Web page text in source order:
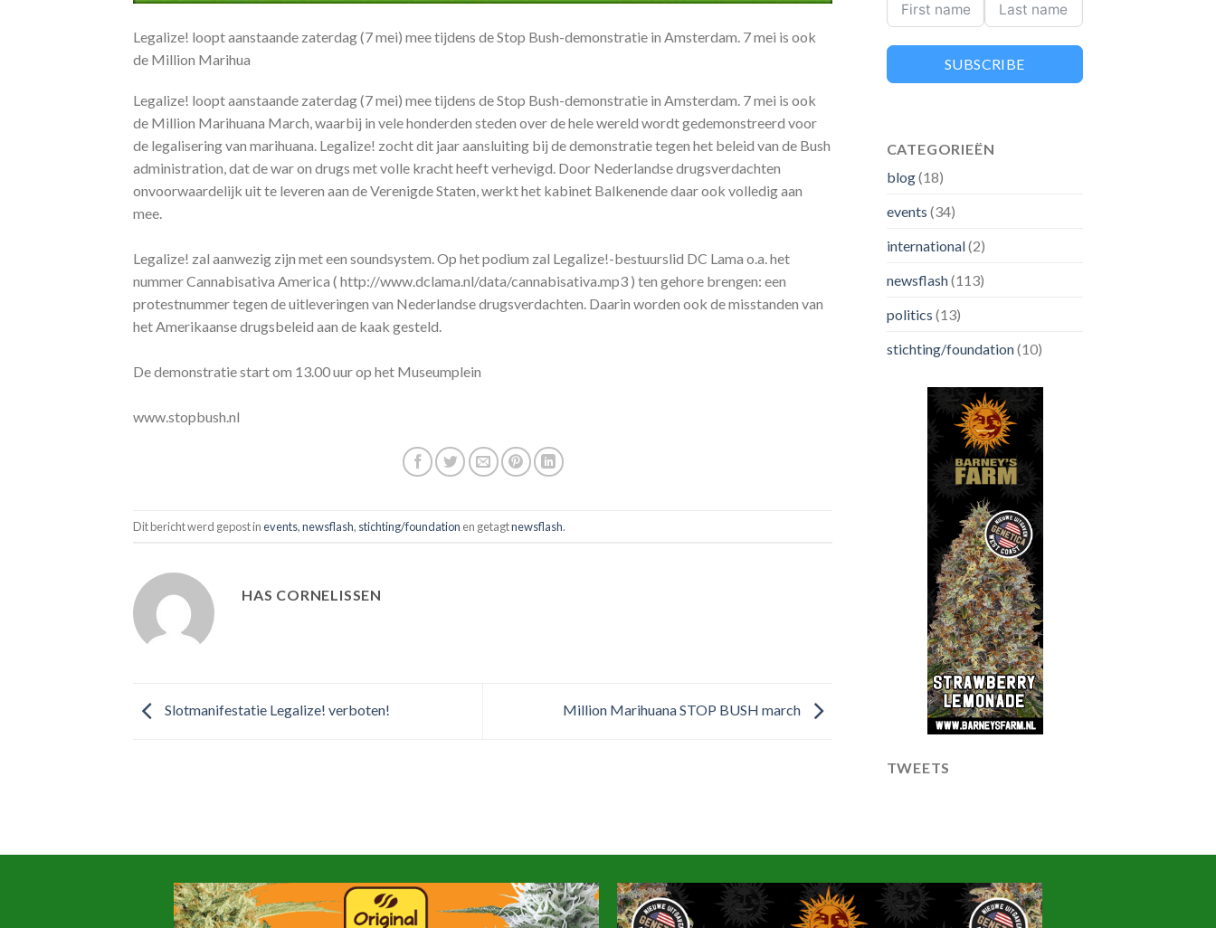
Legalize! loopt aanstaande zaterdag (7 mei) mee tijdens de Stop Bush-demonstratie in Amsterdam. 7 mei is ook
de Million Marihua
Legalize! loopt aanstaande zaterdag (7 mei) mee tijdens de Stop Bush-demonstratie in Amsterdam. 7 mei is ook
de Million Marihuana March, waarbij in vele honderden steden over de hele wereld wordt gedemonstreerd voor
de legalisering van marihuana. Legalize! zocht dit jaar aansluiting bij de demonstratie tegen het beleid van de Bush
administration, dat de war on drugs met volle kracht heeft verhevigd. Door Nederlandse drugsverdachten
onvoorwaardelijk uit te leveren aan de Verenigde Staten, werkt het kabinet Balkenende daar ook volledig aan
mee.
Legalize! zal aanwezig zijn met een soundsystem. Op het podium zal Legalize!-bestuurslid DC Lama o.a. het
nummer Cannabisativa America ( http://www.dclama.nl/data/cannabisativa.mp3 ) ten gehore brengen: een
protestnummer tegen de uitleveringen van Nederlandse drugsverdachten. Daarin worden ook de misstanden van
het Amerikaanse drugsbeleid aan de kaak gesteld.
De demonstratie start om 13.00 uur op het Museumplein
www.stopbush.nl
Dit bericht werd gepost inevents,newsflash, stichting/foundation en getagtnewsflash.
HAS CORNELISSEN
Slotmanifestatie Legalize! verboten! Million Marihuana STOP BUSH march
SUBSCRIBE
CATEGORIEËN
blog(18)
events (34)
international(2)
newsflash(113)
politics (13)
stichting/foundation(10)
TWEETS